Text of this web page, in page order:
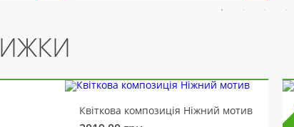
Квіткова композиція Ніжний мотив